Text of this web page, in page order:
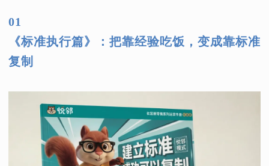
01
《标准执行篇》：把靠经验吃饭，变成靠标准
复制